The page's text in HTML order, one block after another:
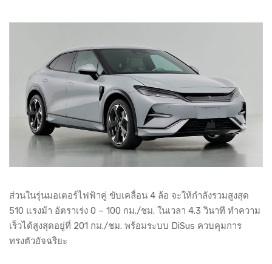
ส่วนในรุ่นมอเตอร์ไฟฟ้าคู่ ขับเคลื่อน 4 ล้อ จะให้กำลังรวมสูงสุด
510 แรงม้า อัตราเร่ง 0 – 100 กม./ชม. ในเวลา 4.3 วินาที ทำความ
เร็วได้สูงสุดอยู่ที่ 201 กม./ชม. พร้อมระบบ DiSus ควบคุมการ
ทรงตัวอัจฉริยะ